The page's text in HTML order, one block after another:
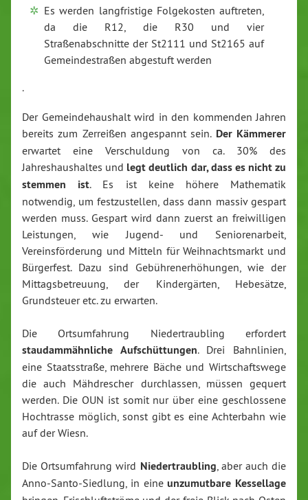
Es werden langfristige Folgekosten auftreten,
da die R12, die R30 und vier
Straßenabschnitte der St2111 und St2165 auf
Gemeindestraßen abgestuft werden
.
Der Gemeindehaushalt wird in den kommenden Jahren
bereits zum Zerreißen angespannt sein. Der Kämmerer
erwartet eine Verschuldung von ca. 30% des
Jahreshaushaltes und legt deutlich dar, dass es nicht zu
stemmen ist. Es ist keine höhere Mathematik
notwendig, um festzustellen, dass dann massiv gespart
werden muss. Gespart wird dann zuerst an freiwilligen
Leistungen, wie Jugend- und Seniorenarbeit,
Vereinsförderung und Mitteln für Weihnachtsmarkt und
Bürgerfest. Dazu sind Gebührenerhöhungen, wie der
Mittagsbetreuung, der Kindergärten, Hebesätze,
Grundsteuer etc. zu erwarten.
Die Ortsumfahrung Niedertraubling erfordert
staudammähnliche Aufschüttungen. Drei Bahnlinien,
eine Staatsstraße, mehrere Bäche und Wirtschaftswege
die auch Mähdrescher durchlassen, müssen gequert
werden. Die OUN ist somit nur über eine geschlossene
Hochtrasse möglich, sonst gibt es eine Achterbahn wie
auf der Wiesn.
Die Ortsumfahrung wird Niedertraubling, aber auch die
Anno-Santo-Siedlung, in eineunzumutbare Kessellage